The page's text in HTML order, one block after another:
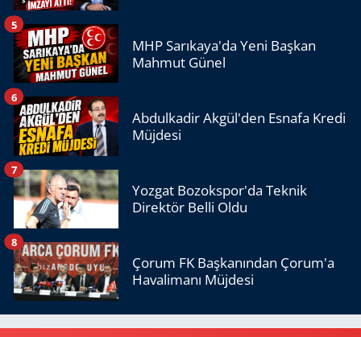
MHP Sarıkaya'da Yeni Başkan
Mahmut Günel
5
Abdulkadir Akgül'den Esnafa Kredi
Müjdesi
6
Yozgat Bozokspor'da Teknik
Direktör Belli Oldu
7
Çorum FK Başkanından Çorum'a
Havalimanı Müjdesi
8